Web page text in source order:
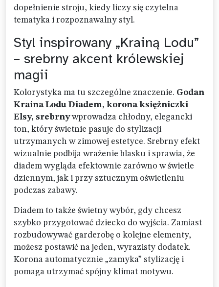
dopełnienie stroju, kiedy liczy się czytelna
tematyka i rozpoznawalny styl.
Styl inspirowany „Krainą Lodu”
– srebrny akcent królewskiej
magii
Kolorystyka ma tu szczególne znaczenie. Godan
Kraina Lodu Diadem, korona księżniczki
Elsy, srebrnywprowadza chłodny, elegancki
ton, który świetnie pasuje do stylizacji
utrzymanych w zimowej estetyce. Srebrny efekt
wizualnie podbija wrażenie blasku i sprawia, że
diadem wygląda efektownie zarówno w świetle
dziennym, jak i przy sztucznym oświetleniu
podczas zabawy.
Diadem to także świetny wybór, gdy chcesz
szybko przygotować dziecko do wyjścia. Zamiast
rozbudowywać garderobę o kolejne elementy,
możesz postawić na jeden, wyrazisty dodatek.
Korona automatycznie „zamyka” stylizację i
pomaga utrzymać spójny klimat motywu.